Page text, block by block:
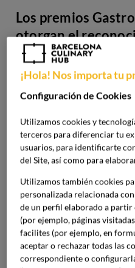
Los premios
otorgan el
Formación
Culinary Hub
29 Sep 23
La directora académica de
Martínez, recibió ayer en
galardón junto a otras
gastronómico.
¡Hola! Nos importa tu
Configuración de Cookies
Utilizamos cookies y
terceros para diferenciar tu
usuarios, para identificarte
del Site, así como para
Utilizamos también cookies
personalizada relacionada
de un perfil elaborado a partir
(por ejemplo, páginas
facilites (por ejemplo, en
aceptar o rechazar todas las
correspondiente o